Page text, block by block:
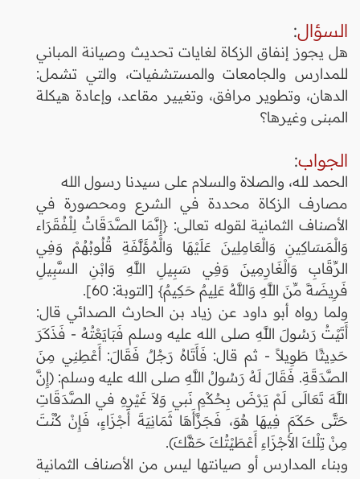
السؤال:
هل يجوز إنفاق الزكاة لغايات تحديث وصيانة المباني
للمدارس والجامعات والمستشفيات، والتي تشمل:
الدهان، وتطوير مرافق، وتغيير مقاعد، وإعادة هيكلة
المبنى وغيرها؟
الجواب:
الحمد لله، والصلاة والسلام على سيدنا رسول الله
مصارف الزكاة محددة في الشرع ومحصورة في
الأصناف الثمانية لقوله تعالى: {إِنَّمَا الصَّدَقَاتُ لِلْفُقَرَاء
وَالْمَسَاكِينِ وَالْعَامِلِينَ عَلَيْهَا وَالْمُؤَلَّفَةِ قُلُوبُهُمْ وَفِي
الرِّقَابِ وَالْغَارِمِينَ وَفِي سَبِيلِ اللَّهِ وَابْنِ السَّبِيلِ
فَرِيضَةً مِّنَ اللَّهِ وَاللَّهُ عَلِيمٌ حَكِيمٌ} [التوبة: 60].
ولما رواه أبو داود عن زياد بن الحارث الصدائي قال:
أَتَيْتُ رَسُولَ اللَّهِ صلى الله عليه وسلم فَبَايَعْتُهُ - فَذَكَرَ
حَدِيثًا طَوِيلاً - ثم قال: فَأَتَاهُ رَجُلٌ فَقَالَ: أَعْطِنِي مِنَ
الصَّدَقَةِ. فَقَالَ لَهُ رَسُولُ اللَّهِ صلى الله عليه وسلم: (إِنَّ
اللَّهَ تَعَالَى لَمْ يَرْضَ بِحُكْمِ نَبي وَلاَ غَيْرِهِ في الصَّدَقَاتِ
حَتَّى حَكَمَ فِيهَا هُوَ، فَجَزَّأَهَا ثَمَانِيَةَ أَجْزَاءٍ، فَإِنْ كُنْتَ
مِنْ تِلْكَ الأَجْزَاءِ أَعْطَيْتُكَ حَقَّكَ).
وبناء المدارس أو صيانتها ليس من الأصناف الثمانية